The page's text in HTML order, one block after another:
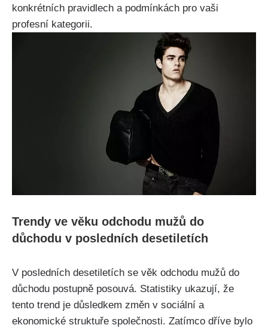
konkrétních pravidlech a podmínkách pro vaši
profesní kategorii.
Trendy ve věku odchodu mužů do
důchodu v posledních desetiletích
V posledních desetiletích se věk odchodu mužů do
důchodu postupně posouvá. Statistiky ukazují, že
tento trend je důsledkem změn v sociální a
ekonomické struktuře společnosti. Zatímco dříve bylo